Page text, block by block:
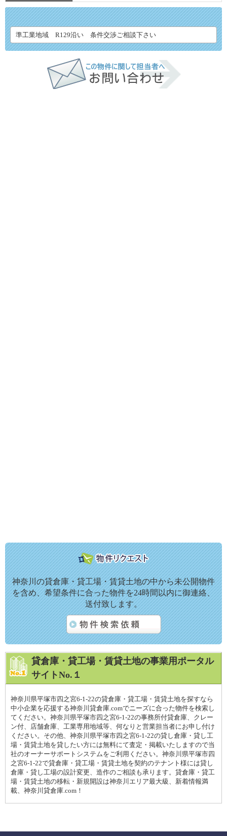
準工業地域 R129沿い 条件交渉ご相談下さい
神奈川の貸倉庫・貸工場・賃貸土地の中から未公開物件
を含め、希望条件に合った物件を24時間以内に御連絡、
送付致します。
貸倉庫・貸工場・賃貸土地の事業用ポータル
サイトNo.１
神奈川県平塚市四之宮6-1-22の貸倉庫・貸工場・賃貸土地を探すなら
中小企業を応援する神奈川貸倉庫.comでニーズに合った物件を検索し
てください。神奈川県平塚市四之宮6-1-22の事務所付貸倉庫、クレー
ン付、店舗倉庫、工業専用地域等、何なりと営業担当者にお申し付け
ください。その他、神奈川県平塚市四之宮6-1-22の貸し倉庫・貸し工
場・賃貸土地を貸したい方には無料にて査定・掲載いたしますので当
社のオーナーサポートシステムをご利用ください。神奈川県平塚市四
之宮6-1-22で貸倉庫・貸工場・賃貸土地を契約のテナント様には貸し
倉庫・貸し工場の設計変更、造作のご相談も承ります。貸倉庫・貸工
場・賃貸土地の移転・新規開設は神奈川エリア最大級、新着情報満
載、神奈川貸倉庫.com！